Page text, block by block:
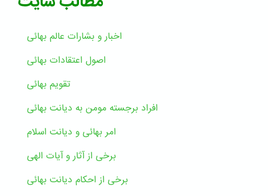
اخبار و بشارات عالم بهائى
اصول اعتقادات بهائی
تقویم بهائی
افراد برجسته مومن به دیانت بهائی
امر بهائی و دیانت اسلام
برخی از آثار و آیات الهی
برخی از احکام دیانت بهائی